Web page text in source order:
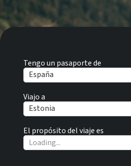
Tengo un pasaporte de
España
Viajo a
Estonia
El propósito del viaje es